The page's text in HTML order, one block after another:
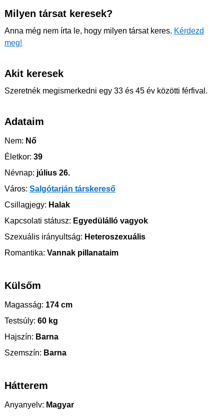
Milyen társat keresek?
Anna még nem írta le, hogy milyen társat keres. Kérdezd
meg!
Akit keresek
Szeretnék megismerkedni egy 33 és 45 év közötti férfival.
Adataim
Nem: Nő
Életkor: 39
Névnap: július 26.
Város: Salgótarján társkereső
Csillagjegy: Halak
Kapcsolati státusz: Egyedülálló vagyok
Szexuális irányultság: Heteroszexuális
Romantika: Vannak pillanataim
Külsőm
Magasság: 174 cm
Testsúly: 60 kg
Hajszín: Barna
Szemszín: Barna
Hátterem
Anyanyelv: Magyar